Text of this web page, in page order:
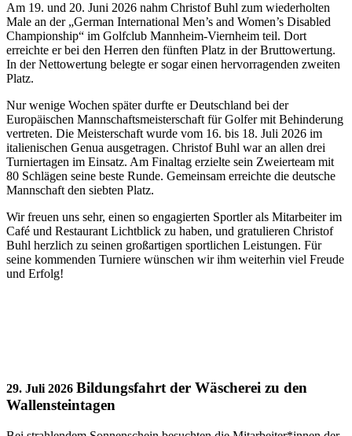
Am 19. und 20. Juni 2026 nahm Christof Buhl zum wiederholten
Male an der „German International Men’s and Women’s Disabled
Championship“ im Golfclub Mannheim-Viernheim teil. Dort
erreichte er bei den Herren den fünften Platz in der Bruttowertung.
In der Nettowertung belegte er sogar einen hervorragenden zweiten
Platz.
Nur wenige Wochen später durfte er Deutschland bei der
Europäischen Mannschaftsmeisterschaft für Golfer mit Behinderung
vertreten. Die Meisterschaft wurde vom 16. bis 18. Juli 2026 im
italienischen Genua ausgetragen. Christof Buhl war an allen drei
Turniertagen im Einsatz. Am Finaltag erzielte sein Zweierteam mit
80 Schlägen seine beste Runde. Gemeinsam erreichte die deutsche
Mannschaft den siebten Platz.
Wir freuen uns sehr, einen so engagierten Sportler als Mitarbeiter im
Café und Restaurant Lichtblick zu haben, und gratulieren Christof
Buhl herzlich zu seinen großartigen sportlichen Leistungen. Für
seine kommenden Turniere wünschen wir ihm weiterhin viel Freude
und Erfolg!
29. Juli 2026 Bildungsfahrt der Wäscherei zu den
Wallensteintagen